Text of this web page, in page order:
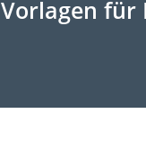
Vorlagen für